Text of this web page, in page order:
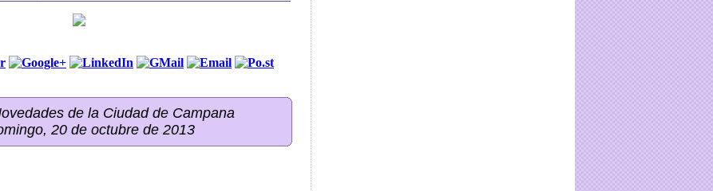
de la Ciudad de Campana
20 de octubre de 2013